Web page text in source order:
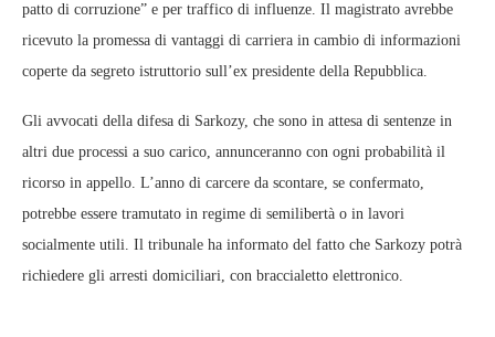
patto di corruzione” e per traffico di influenze. Il magistrato avrebbe
ricevuto la promessa di vantaggi di carriera in cambio di informazioni
coperte da segreto istruttorio sull’ex presidente della Repubblica.
Gli avvocati della difesa di Sarkozy, che sono in attesa di sentenze in
altri due processi a suo carico, annunceranno con ogni probabilità il
ricorso in appello. L’anno di carcere da scontare, se confermato,
potrebbe essere tramutato in regime di semilibertà o in lavori
socialmente utili. Il tribunale ha informato del fatto che Sarkozy potrà
richiedere gli arresti domiciliari, con braccialetto elettronico.